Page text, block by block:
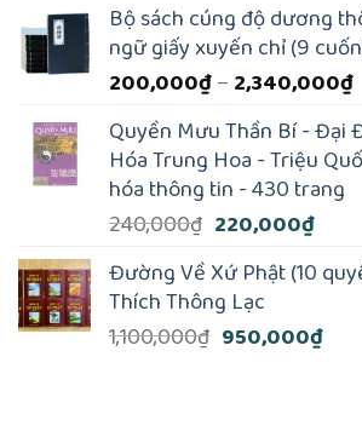
là:
250,000₫.
tại
là:
Bộ sách cúng độ dương
ngữ giấy xuyến chỉ (9
200,000₫– 2,340,000₫
Quyền Mưu Thần Bí - Đại
Hóa Trung Hoa - Triệu
hóa thông tin - 430 trang
240,000₫ Giá
là:
240,000₫.
220,000₫Giá
tại
Đường Về Xứ Phật (10
Thích Thông Lạc
1,100,000₫ Giá
950,000₫Giá